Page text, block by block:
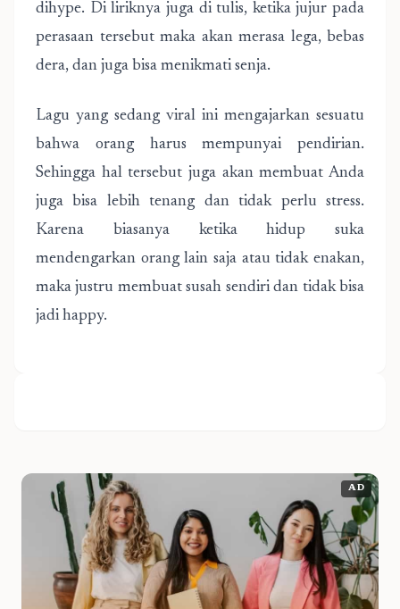
dihype. Di liriknya juga di tulis, ketika jujur pada
perasaan tersebut maka akan merasa lega, bebas
dera, dan juga bisa menikmati senja.
Lagu yang sedang viral ini mengajarkan sesuatu
bahwa orang harus mempunyai pendirian.
Sehingga hal tersebut juga akan membuat Anda
juga bisa lebih tenang dan tidak perlu stress.
Karena biasanya ketika hidup suka
mendengarkan orang lain saja atau tidak enakan,
maka justru membuat susah sendiri dan tidak bisa
jadi happy.
AD